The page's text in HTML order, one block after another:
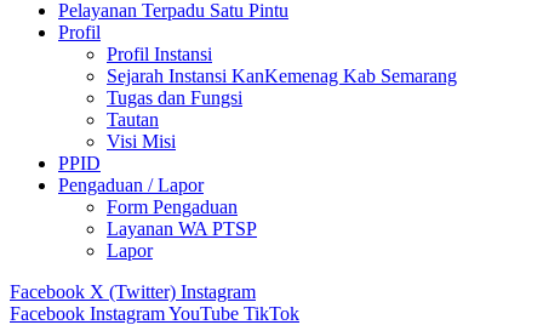
Pelayanan Terpadu Satu Pintu
Profil
Profil Instansi
Sejarah Instansi KanKemenag Kab Semarang
Tugas dan Fungsi
Tautan
Visi Misi
PPID
Pengaduan / Lapor
Form Pengaduan
Layanan WA PTSP
Lapor
Facebook X (Twitter) Instagram
Facebook InstagramYouTube TikTok